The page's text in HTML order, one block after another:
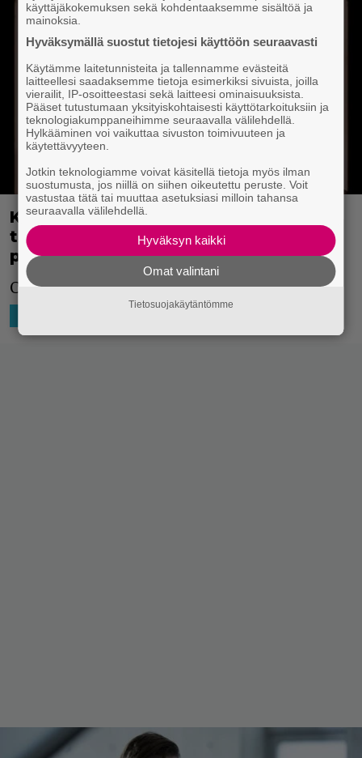
Kristen Stewartin debyyttiohjaus sai
trailerin – Ridley Scott on tuottanut
pahaenteisen elokuvan
Omituinen pikkuleffa. Kiehtova.
käyttäjäkokemuksen sekä kohdentaaksemme sisältöä ja
mainoksia.
Hyväksymällä suostut tietojesi käyttöön seuraavasti
Käytämme laitetunnisteita ja tallennamme evästeitä
laitteellesi saadaksemme tietoja esimerkiksi sivuista, joilla
vierailit, IP-osoitteestasi sekä laitteesi ominaisuuksista.
Pääset tutustumaan yksityiskohtaisesti käyttötarkoituksiin ja
teknologiakumppaneihimme seuraavalla välilehdellä.
Hylkääminen voi vaikuttaa sivuston toimivuuteen ja
käytettävyyteen.
Jotkin teknologiamme voivat käsitellä tietoja myös ilman
suostumusta, jos niillä on siihen oikeutettu peruste. Voit
vastustaa tätä tai muuttaa asetuksiasi milloin tahansa
seuraavalla välilehdellä.
Hyväksyn kaikki
Omat valintani
Tietosuojakäytäntömme